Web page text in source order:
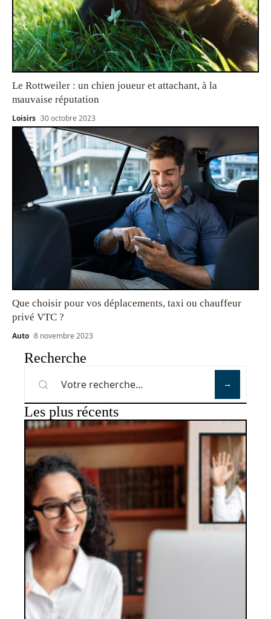
Le Rottweiler : un chien joueur et attachant, à la
mauvaise réputation
Loisirs 30 octobre 2023
Que choisir pour vos déplacements, taxi ou chauffeur
privé VTC ?
Auto 8 novembre 2023
Recherche
Les plus récents